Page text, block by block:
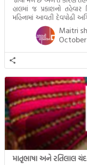
હાલમાં જ પ્રકાશનો
મહિનામાં આવતી દેવપોઢી
આવતી દેવ ઊઠી
દીક્ષાગ્રહણ, યજ્ઞ, ગૃહપ્રવેશ
Maitri
માતૃભાષા અને રતિલાલ